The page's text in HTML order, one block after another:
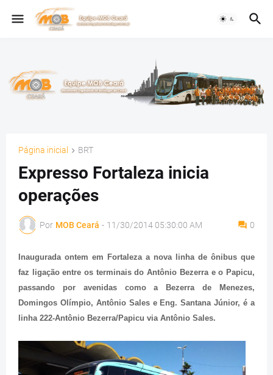
Página inicial BRT
Expresso Fortaleza inicia
operações
Por MOB Ceará - 11/30/2014 05:30:00 AM 0
Inaugurada ontem em Fortaleza a nova linha de ônibus que
faz ligação entre os terminais do Antônio Bezerra e o Papicu,
passando por avenidas como a Bezerra de Menezes,
Domingos Olímpio, Antônio Sales e Eng. Santana Júnior, é a
linha 222-Antônio Bezerra/Papicu via Antônio Sales.